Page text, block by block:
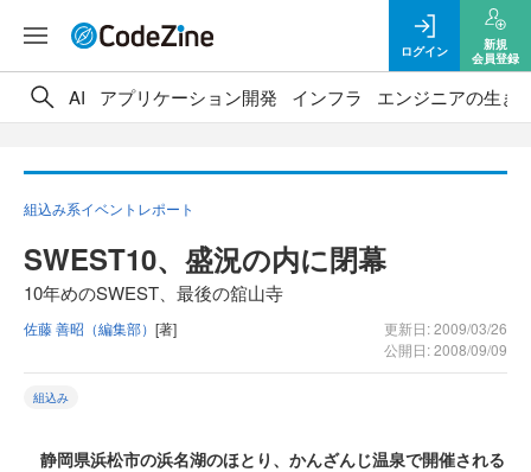
ログイン
新規
会員登録
AI アプリケーション開発 インフラ エンジニアの生き
組込み系イベントレポート
SWEST10、盛況の内に閉幕
10年めのSWEST、最後の舘山寺
佐藤 善昭（編集部） [著]
更新日: 2009/03/26
公開日: 2008/09/09
組込み
静岡県浜松市の浜名湖のほとり、かんざんじ温泉で開催される